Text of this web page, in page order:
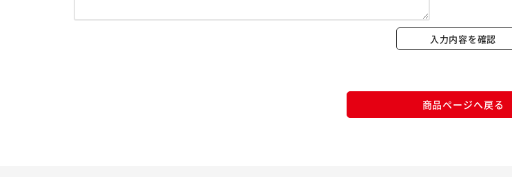
入力内容を確認
商品ページへ戻る
カートに入れる